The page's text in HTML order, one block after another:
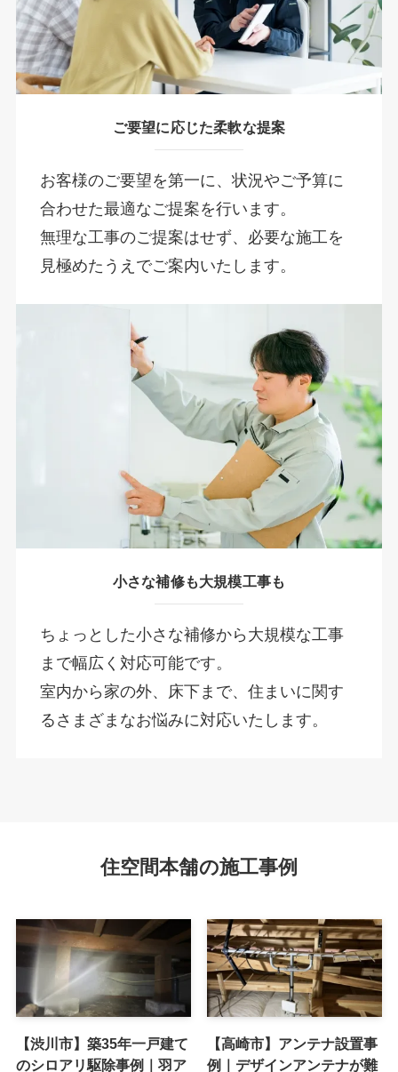
ご要望に応じた柔軟な提案
お客様のご要望を第一に、状況やご予算に
合わせた最適なご提案を行います。
無理な工事のご提案はせず、必要な施工を
見極めたうえでご案内いたします。
小さな補修も大規模工事も
ちょっとした小さな補修から大規模な工事
まで幅広く対応可能です。
室内から家の外、床下まで、住まいに関す
るさまざまなお悩みに対応いたします。
住空間本舗の施工事例
【渋川市】築35年一戸建て
のシロアリ駆除事例｜羽ア
【高崎市】アンテナ設置事
例｜デザインアンテナが難